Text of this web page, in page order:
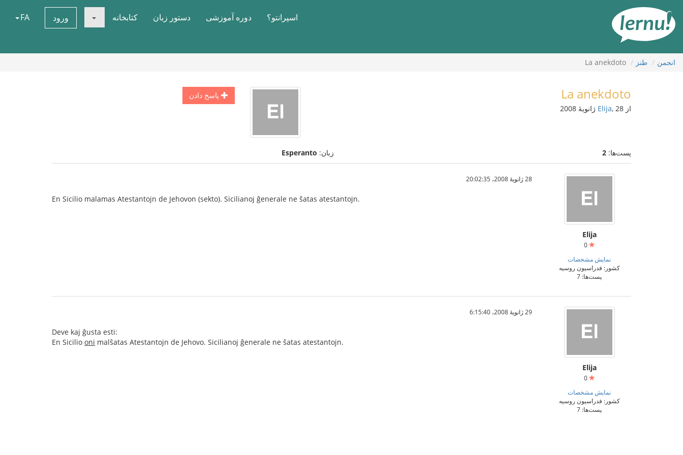
محتوا
اسپرانتو؟ دوره آموزشی دستور زبان کتابخانه ورود FA
انجمن طنز La anekdoto
پاسخ دادن La anekdoto
از Elija, 28 ژانویهٔ 2008
پست‌ها: 2 زبان: Esperanto
Elija
0
نمایش مشخصات
کشور: فدراسیون روسیه
پست‌ها: 7
28 ژانویهٔ 2008،‏ 20:02:35
En Sicilio malamas Atestantojn de Jehovon (sekto). Sicilianoj ĝenerale ne ŝatas atestantojn.
Elija
0
نمایش مشخصات
کشور: فدراسیون روسیه
پست‌ها: 7
29 ژانویهٔ 2008،‏ 6:15:40
Deve kaj ĝusta esti:
En Sicilio oni malŝatas Atestantojn de Jehovo. Sicilianoj ĝenerale ne ŝatas atestantojn.